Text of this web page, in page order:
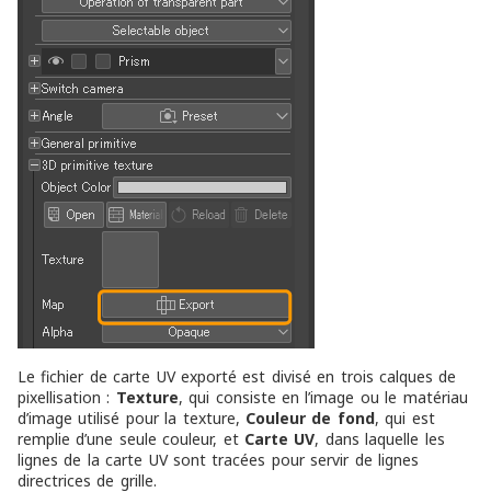
Le fichier de carte UV exporté est divisé en trois calques de
pixellisation : Texture, qui consiste en l’image ou le matériau
d’image utilisé pour la texture, Couleur de fond, qui est
remplie d’une seule couleur, et Carte UV, dans laquelle les
lignes de la carte UV sont tracées pour servir de lignes
directrices de grille.